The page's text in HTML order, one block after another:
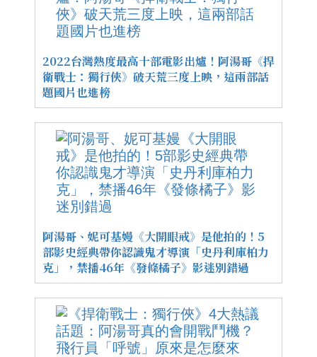
2022台灣熱度最高十部電影出爐！阿湯哥《捍
衛戰士：獨行俠》破天荒三度上映，這兩部話
題國片也進榜
阿湯哥、妮可基嫚《大開眼戒》是他拍的！5
部影史經典帶你認識鬼才導演「史丹利庫柏力
克」，禁播46年《發條橘子》影迷別錯過